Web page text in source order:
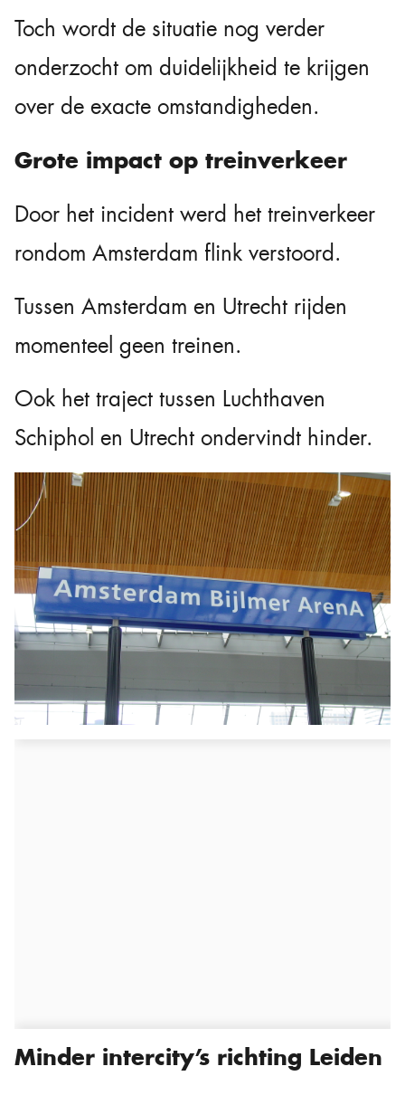
Toch wordt de situatie nog verder
onderzocht om duidelijkheid te krijgen
over de exacte omstandigheden.
Grote impact op treinverkeer
Door het incident werd het treinverkeer
rondom Amsterdam flink verstoord.
Tussen Amsterdam en Utrecht rijden
momenteel geen treinen.
Ook het traject tussen Luchthaven
Schiphol en Utrecht ondervindt hinder.
Minder intercity’s richting Leiden